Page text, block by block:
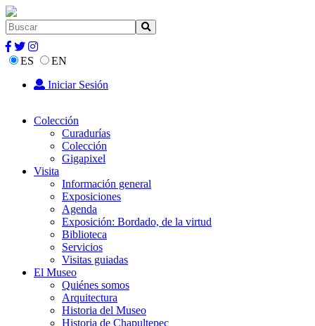
ES
EN
Iniciar Sesión
Colección
Curadurías
Colección
Gigapixel
Visita
Información general
Exposiciones
Agenda
Exposición: Bordado, de la virtud
Biblioteca
Servicios
Visitas guiadas
El Museo
Quiénes somos
Arquitectura
Historia del Museo
Historia de Chapultepec